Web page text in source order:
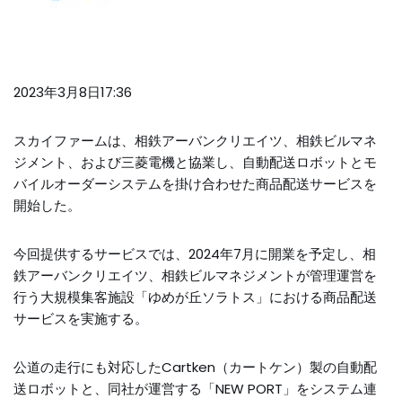
2023年3月8日17:36
スカイファームは、相鉄アーバンクリエイツ、相鉄ビルマネ
ジメント、および三菱電機と協業し、自動配送ロボットとモ
バイルオーダーシステムを掛け合わせた商品配送サービスを
開始した。
今回提供するサービスでは、2024年7月に開業を予定し、相
鉄アーバンクリエイツ、相鉄ビルマネジメントが管理運営を
行う大規模集客施設「ゆめが丘ソラトス」における商品配送
サービスを実施する。
公道の走行にも対応したCartken（カートケン）製の自動配
送ロボットと、同社が運営する「NEW PORT」をシステム連